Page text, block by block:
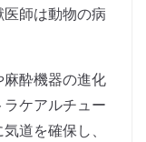
師は動物の病
酔機器の進化
ケアルチュー
道を確保し、